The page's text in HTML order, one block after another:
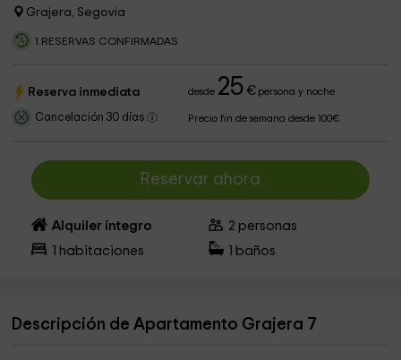
Grajera, Segovia
1 RESERVAS CONFIRMADAS
Reserva inmediata desde 25 €persona y noche
Cancelación 30 días Precio fin de semana desde 100€
Reservar ahora
Alquiler íntegro 2 personas
habitaciones baños
Descripción de Apartamento Grajera 7